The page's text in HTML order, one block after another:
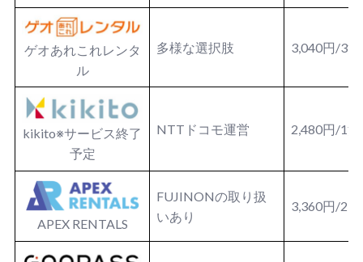
ゲオあれこれレンタ
ル
多様な選択肢 3,040円/3
kikito※サービス終了
予定
NTTドコモ運営 2,480円/1
APEX RENTALS
FUJINONの取り扱
いあり
3,360円/2